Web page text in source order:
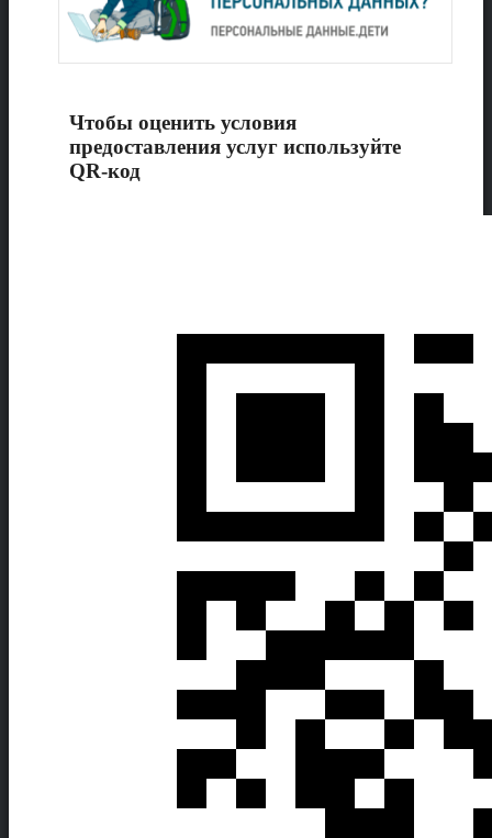
Чтобы оценить условия
предоставления услуг используйте
QR-код